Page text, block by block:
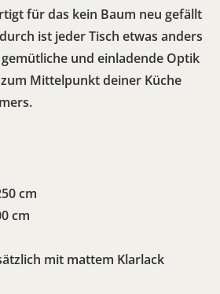
für das kein Baum neu gefällt
ist jeder Tisch etwas anders
und einladende Optik
Mittelpunkt deiner Küche
cm
cm
mit mattem Klarlack